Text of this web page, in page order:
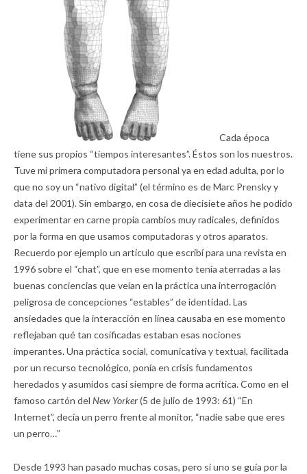
Cada época
tiene sus propios “tiempos interesantes”. Éstos son los nuestros.
Tuve mi primera computadora personal ya en edad adulta, por lo
que no soy un “nativo digital” (el término es de Marc Prensky y
data del 2001). Sin embargo, en cosa de diecisiete años he podido
experimentar en carne propia cambios muy radicales, definidos
por la forma en que usamos computadoras y otros aparatos.
Recuerdo por ejemplo un artículo que escribí para una revista en
1996 sobre el “chat”, que en ese momento tenía aterradas a las
buenas conciencias que veían en la práctica una interrogación
peligrosa de concepciones “estables” de identidad. Las
ansiedades que la interacción en línea causaba en ese momento
reflejaban qué tan cosificadas estaban esas nociones
imperantes. Una práctica social, comunicativa y textual, facilitada
por un recurso tecnológico, ponía en crisis fundamentos
heredados y asumidos casi siempre de forma acrítica. Como en el
famoso cartón del New Yorker(5 de julio de 1993: 61) “En
Internet”, decía un perro frente al monitor, “nadie sabe que eres
un perro…”
Desde 1993 han pasado muchas cosas, pero si uno se guía por la